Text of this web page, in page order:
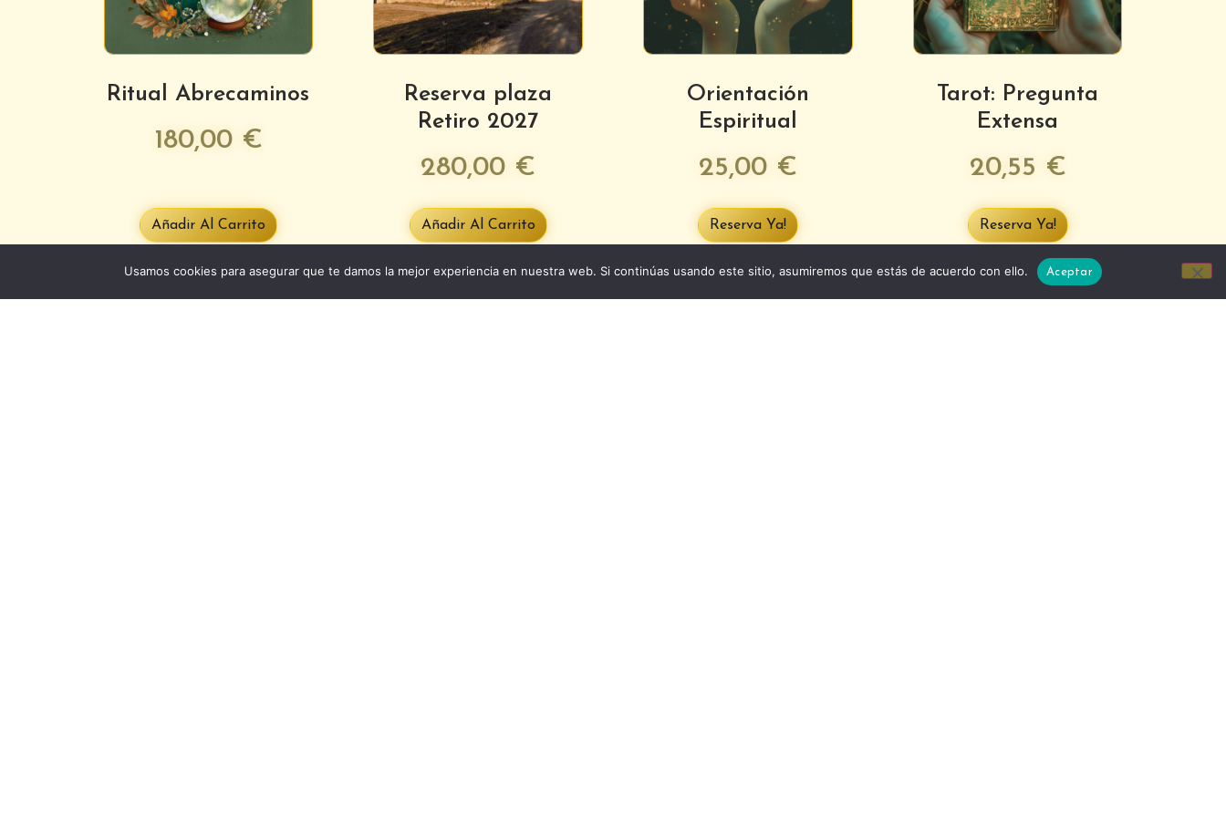
Ritual Abrecaminos
180,00 €
Añadir Al Carrito
Reserva plaza
Retiro 2027
280,00 €
Añadir Al Carrito
Orientación
Espiritual
25,00 €
Reserva Ya!
Tarot: Pregunta
Extensa
20,55 €
Reserva Ya!
Usamos cookies para asegurar que te damos la mejor experiencia en nuestra web. Si continúas usando este sitio, asumiremos que estás de acuerdo con ello. Aceptar